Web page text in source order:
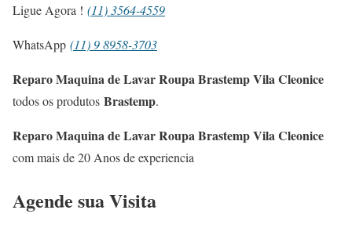
Ligue Agora ! (11) 3564-4559
WhatsApp (11) 9 8958-3703
Reparo Maquina de Lavar Roupa Brastemp Vila Cleonice
todos os produtos Brastemp.
Reparo Maquina de Lavar Roupa Brastemp Vila Cleonice
com mais de 20 Anos de experiencia
Agende sua Visita